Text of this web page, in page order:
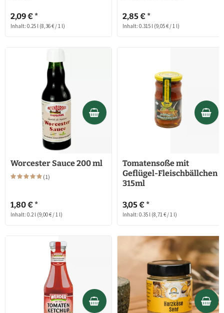
2,09 € *
Inhalt: 0.25 l (8,36 € / 1 l)
2,85 € *
Inhalt: 0.315 l (9,05 € / 1 l)
Worcester Sauce 200 ml
(1)
1,80 € *
Inhalt: 0.2 l (9,00 € / 1 l)
Tomatensoße mit
Geflügel-Fleischbällchen
315ml
3,05 € *
Inhalt: 0.35 l (8,71 € / 1 l)